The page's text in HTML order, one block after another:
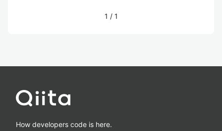
1 / 1
How developers code is here.